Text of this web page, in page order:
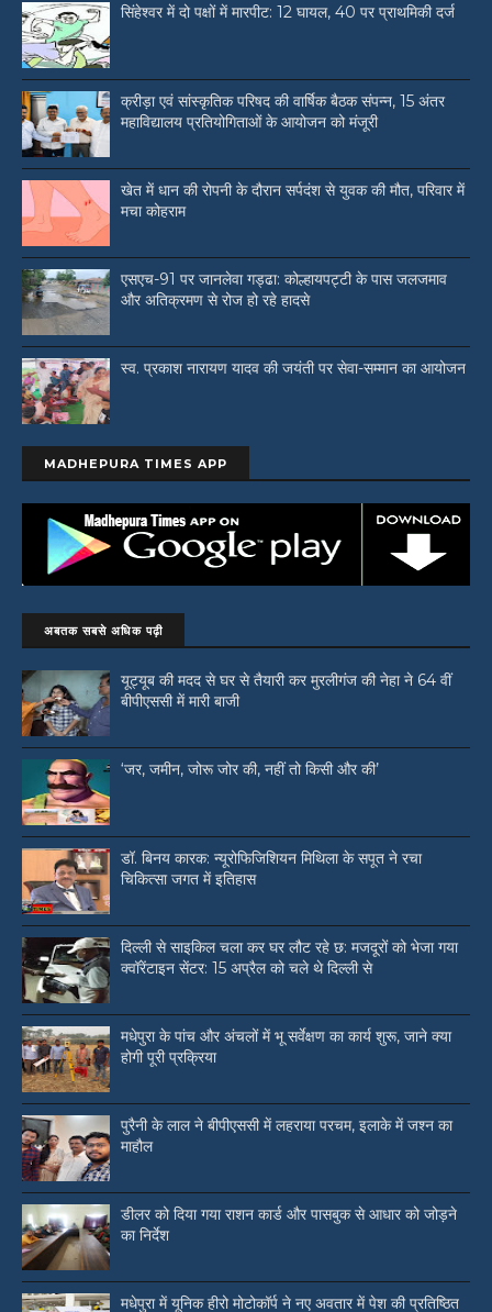
सिंहेश्वर में दो पक्षों में मारपीट: 12 घायल, 40 पर प्राथमिकी दर्ज
क्रीड़ा एवं सांस्कृतिक परिषद की वार्षिक बैठक संपन्न, 15 अंतर
महाविद्यालय प्रतियोगिताओं के आयोजन को मंजूरी
खेत में धान की रोपनी के दौरान सर्पदंश से युवक की मौत, परिवार में
मचा कोहराम
एसएच-91 पर जानलेवा गड्ढा: कोल्हायपट्टी के पास जलजमाव
और अतिक्रमण से रोज हो रहे हादसे
स्व. प्रकाश नारायण यादव की जयंती पर सेवा-सम्मान का आयोजन
MADHEPURA TIMES APP
अबतक सबसे अधिक पढ़ी
यूट्यूब की मदद से घर से तैयारी कर मुरलीगंज की नेहा ने 64 वीं
बीपीएससी में मारी बाजी
‘जर, जमीन, जोरू जोर की, नहीं तो किसी और की’
डॉ. बिनय कारक: न्यूरोफिजिशियन मिथिला के सपूत ने रचा
चिकित्सा जगत में इतिहास
दिल्ली से साइकिल चला कर घर लौट रहे छ: मजदूरों को भेजा गया
क्वॉरेंटाइन सेंटर: 15 अप्रैल को चले थे दिल्ली से
मधेपुरा के पांच और अंचलों में भू सर्वेक्षण का कार्य शुरू, जाने क्या
होगी पूरी प्रक्रिया
पुरैनी के लाल ने बीपीएससी में लहराया परचम, इलाके में जश्न का
माहौल
डीलर को दिया गया राशन कार्ड और पासबुक से आधार को जोड़ने
का निर्देश
मधेपुरा में यूनिक हीरो मोटोकॉर्प ने नए अवतार में पेश की प्रतिष्ठित